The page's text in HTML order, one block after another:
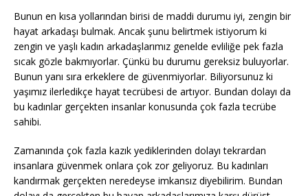
Bunun en kısa yollarından birisi de maddi durumu iyi, zengin bir
hayat arkadaşı bulmak. Ancak şunu belirtmek istiyorum ki
zengin ve yaşlı kadın arkadaşlarımız genelde evliliğe pek fazla
sıcak gözle bakmıyorlar. Çünkü bu durumu gereksiz buluyorlar.
Bunun yanı sıra erkeklere de güvenmiyorlar. Biliyorsunuz ki
yaşımız ilerledikçe hayat tecrübesi de artıyor. Bundan dolayı da
bu kadınlar gerçekten insanlar konusunda çok fazla tecrübe
sahibi.
Zamanında çok fazla kazık yediklerinden dolayı tekrardan
insanlara güvenmek onlara çok zor geliyoruz. Bu kadınları
kandırmak gerçekten neredeyse imkansız diyebilirim. Bundan